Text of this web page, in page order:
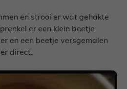
en strooi er wat gehakte
er een klein beetje
en een beetje versgemalen
direct.